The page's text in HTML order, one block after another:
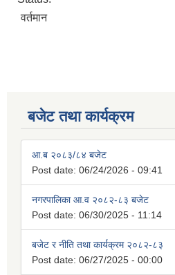
वर्तमान
बजेट तथा कार्यक्रम
आ.ब २०८३/८४ बजेट
Post date: 06/24/2026 - 09:41
नगरपालिका आ.व २०८२-८३ बजेट
Post date: 06/30/2025 - 11:14
बजेट र नीति तथा कार्यक्रम २०८२-८३
Post date: 06/27/2025 - 00:00